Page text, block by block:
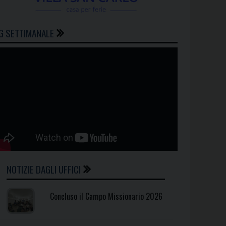
SETTIMANALE
NOTIZIE DAGLI UFFICI
Concluso il Campo Missionario 2026